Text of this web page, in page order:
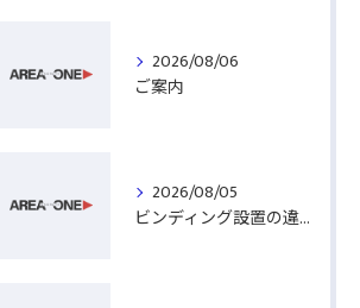
2026/08/06
ご案内
2026/08/05
ビンディング設置の違い